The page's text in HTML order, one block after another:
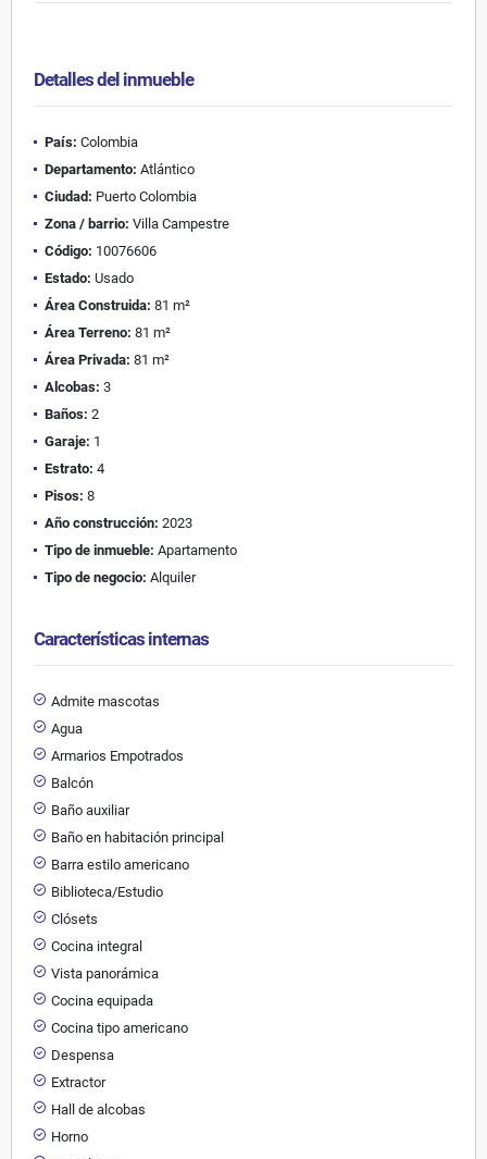
Detalles del inmueble
País: Colombia
Departamento: Atlántico
Ciudad: Puerto Colombia
Zona / barrio: Villa Campestre
Código: 10076606
Estado: Usado
Área Construida: 81 m²
Área Terreno: 81 m²
Área Privada: 81 m²
Alcobas: 3
Baños: 2
Garaje: 1
Estrato: 4
Pisos: 8
Año construcción: 2023
Tipo de inmueble: Apartamento
Tipo de negocio: Alquiler
Características internas
Admite mascotas
Agua
Armarios Empotrados
Balcón
Baño auxiliar
Baño en habitación principal
Barra estilo americano
Biblioteca/Estudio
Clósets
Cocina integral
Vista panorámica
Cocina equipada
Cocina tipo americano
Despensa
Extractor
Hall de alcobas
Horno